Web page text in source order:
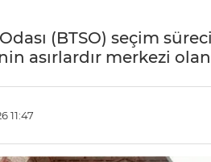
(BTSO) seçim
asırlardır merkezi olan
11:47